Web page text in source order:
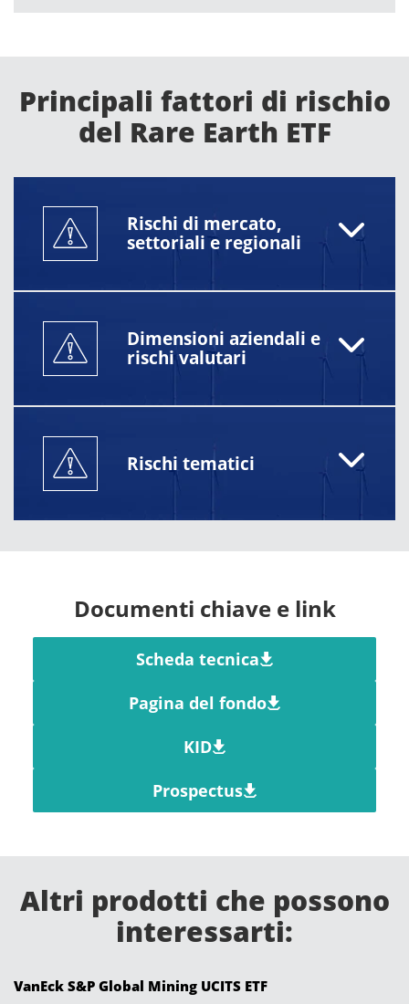
I rischi includono volatilità dei prezzi delle materie
emergenti e concentrazione settoriale. Gli investitori
Principali fattori di rischio
del Rare Earth ETF
Rischi di mercato,
settoriali e regionali
Dimensioni aziendali e
rischi valutari
Rischi tematici
Documenti chiave e link
Scheda tecnica
Pagina del fondo
KID
Prospectus
Altri prodotti che possono
interessarti:
VanEck S&P Global Mining UCITS ETF